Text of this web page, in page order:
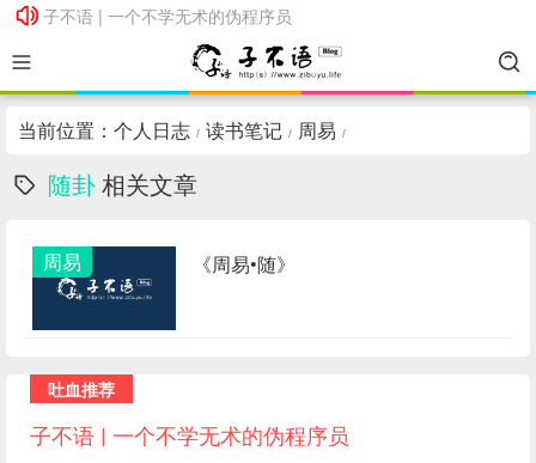
子不语 | 一个不学无术的伪程序员
子不语 | 一个不学无术的伪程序员
当前位置： 个人日志 / 读书笔记 / 周易 /
随卦相关文章
周易 《周易•随》
吐血推荐
子不语 | 一个不学无术的伪程序员